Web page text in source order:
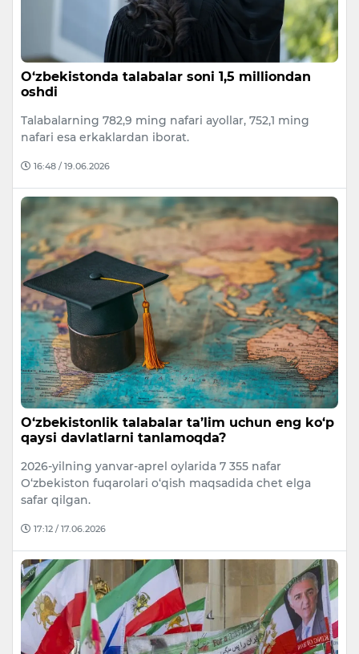
O‘zbekistonda talabalar soni 1,5 milliondan
oshdi
Talabalarning 782,9 ming nafari ayollar, 752,1 ming
nafari esa erkaklardan iborat.
16:48 / 19.06.2026
O‘zbekistonlik talabalar ta’lim uchun eng ko‘p
qaysi davlatlarni tanlamoqda?
2026-yilning yanvar-aprel oylarida 7 355 nafar
O‘zbekiston fuqarolari o‘qish maqsadida chet elga
safar qilgan.
17:12 / 17.06.2026